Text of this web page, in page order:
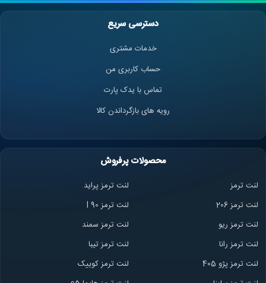
دسترسی سریع
خدمات مشتری
حساب کاربری من
تماس با یدک پارت
رویه های بازگرداندن کالا
محصولات پرفروش
لنت ترمز
لنت ترمز پراید
لنت ترمز 206
لنت ترمز l 90
لنت ترمز ریو
لنت ترمز سمند
لنت ترمز رانا
لنت ترمز تیبا
لنت ترمز پژو 405
لنت ترمز کوییک